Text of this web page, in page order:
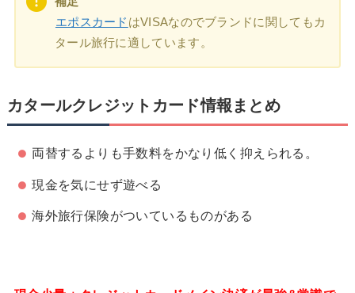
エポスカード はVISAなのでブランドに関してもカ
タール旅行に適しています。
カタールクレジットカード情報まとめ
両替するよりも手数料をかなり低く抑えられる。
現金を気にせず遊べる
海外旅行保険がついているものがある